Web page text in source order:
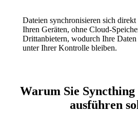
Dateien synchronisieren sich direkt
Ihren Geräten, ohne Cloud-
Drittanbietern, wodurch Ihre
unter Ihrer Kontrolle bleiben.
Warum Sie
ausführen